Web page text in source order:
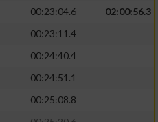
00:23:04.6
02:00:56.3
00:23:11.4
00:24:40.4
00:24:51.1
00:25:08.8